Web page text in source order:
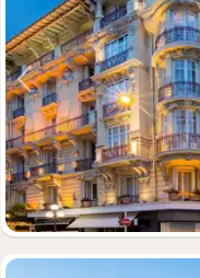
Forrige billede